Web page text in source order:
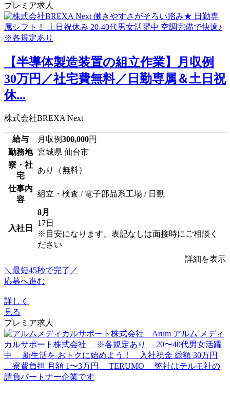
プレミア求人
【半導体製造装置の組立作業】月収例
30万円／社宅費無料／日勤専属＆土日祝
休...
株式会社BREXA Next
給与 月収例300,000円
勤務地 宮城県 仙台市
寮・社
宅
あり（無料）
仕事内
容
組立・検査 / 電子部品系工場 / 日勤
入社日
8月
17日
※目安になります、表記なしは面接時にご相談く
ださい
詳細を表示
＼最短45秒で完了／
応募へ進む
詳しく
見る
プレミア求人